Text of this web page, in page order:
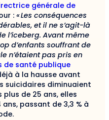
générale de
: «Les conséquences
et il ne s’agit-là
l’iceberg. Avant même
d’enfants souffrant de
n’étaient pas pris en
de santé publique
à la hausse avant
suicidaires diminuaient
plus de 25 ans, elles
passant de 3,3 % à